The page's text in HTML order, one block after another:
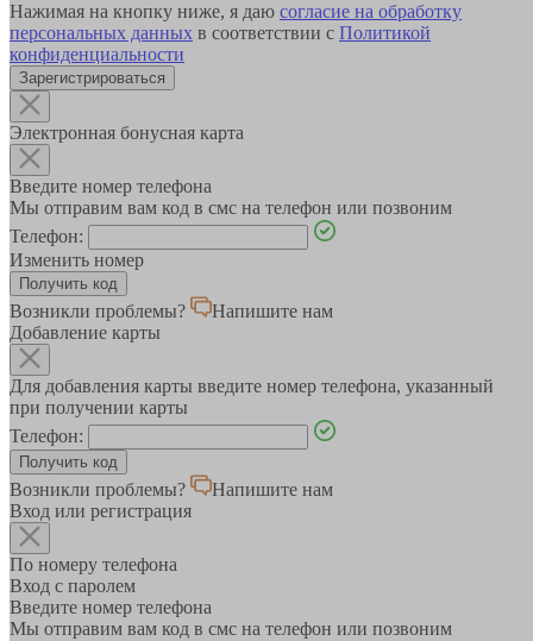
Нажимая на кнопку ниже, я даю согласие на обработку
персональных данных в соответствии с Политикой
конфиденциальности
Зарегистрироваться
Электронная бонусная карта
Введите номер телефона
Мы отправим вам код в смс на телефон или позвоним
Телефон:
Изменить номер
Возникли проблемы?
Напишите нам
Добавление карты
Для добавления карты введите номер телефона, указанный
при получении карты
Телефон:
Возникли проблемы?
Напишите нам
Вход или регистрация
По номеру телефона
Вход с паролем
Введите номер телефона
Мы отправим вам код в смс на телефон или позвоним